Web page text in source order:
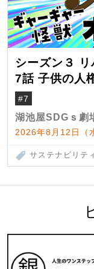
シーズン３
7話 子供の人
#7
湖池屋SDGｓ劇
2026年8月12日（
サステナビリテ